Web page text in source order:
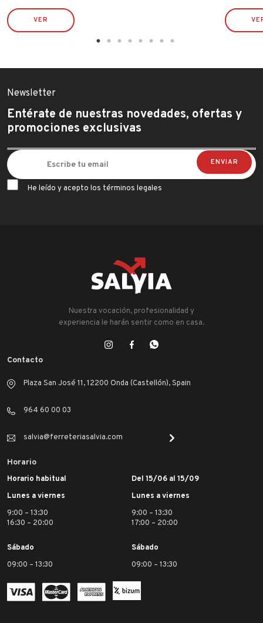
VER
Newsletter
Entérate de nuestras novedades, ofertas y
promociones exclusivas
He leído y acepto los términos legales
Nuestra vocación, profesionalidad y
experiencia le harán sentir como en casa.
Contacto
Plaza San José 11, 12200 Onda (Castellón), Spain
964 60 00 03
salvia@ferreteriasalvia.com
Horario
Horario habitual
Lunes a viernes
9:00 – 13:30
16:30 – 20:00
Sábado
09:00 – 13:30
Del 15/06 al 15/09
Lunes a viernes
9:00 – 13:30
17:00 – 20:00
Sábado
09:00 – 13:30